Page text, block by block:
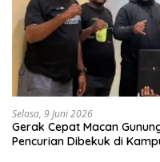
Selasa, 9 Juni 2026
Gerak Cepat Macan
Pencurian Dibekuk di